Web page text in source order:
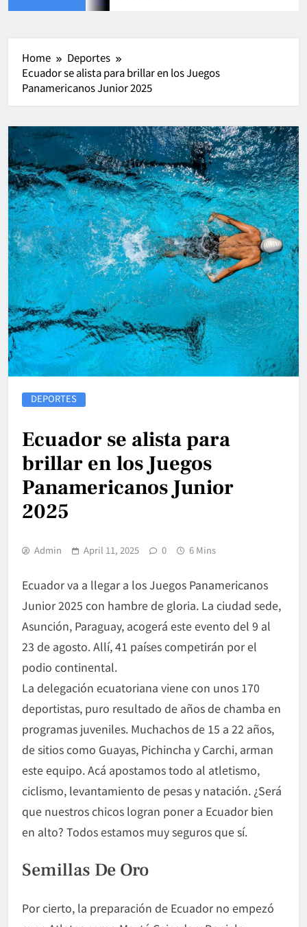
Home
Deportes
Ecuador se alista para brillar en los Juegos
Panamericanos Junior 2025
DEPORTES
Ecuador se alista para
brillar en los Juegos
Panamericanos Junior
2025
Admin April 11, 2025 0 6 Mins
Ecuador va a llegar a los Juegos Panamericanos
Junior 2025 con hambre de gloria. La ciudad sede,
Asunción, Paraguay, acogerá este evento del 9 al
23 de agosto. Allí, 41 países competirán por el
podio continental.
La delegación ecuatoriana viene con unos 170
deportistas, puro resultado de años de chamba en
programas juveniles. Muchachos de 15 a 22 años,
de sitios como Guayas, Pichincha y Carchi, arman
este equipo. Acá apostamos todo al atletismo,
ciclismo, levantamiento de pesas y natación. ¿Será
que nuestros chicos logran poner a Ecuador bien
en alto? Todos estamos muy seguros que sí.
Semillas De Oro
Por cierto, la preparación de Ecuador no empezó